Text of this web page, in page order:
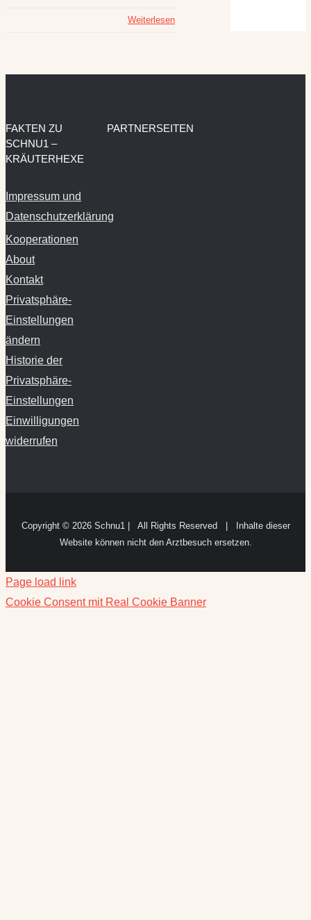
Weiterlesen
FAKTEN ZU
SCHNU1 –
KRÄUTERHEXE
Impressum und
Datenschutzerklärung
Kooperationen
About
Kontakt
Privatsphäre-
Einstellungen
ändern
Historie der
Privatsphäre-
Einstellungen
Einwilligungen
widerrufen
PARTNERSEITEN
Copyright © 2026 Schnu1 | All Rights Reserved | Inhalte dieser
Website können nicht den Arztbesuch ersetzen.
Page load link
Cookie Consent mit Real Cookie Banner